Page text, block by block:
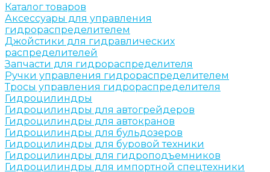
Каталог товаров
Аксессуары для управления
гидрораспределителем
Джойстики для гидравлических
распределителей
Запчасти для гидрораспределителя
Ручки управления гидрораспределителем
Тросы управления гидрораспределителя
Гидроцилиндры
Гидроцилиндры для автогрейдеров
Гидроцилиндры для автокранов
Гидроцилиндры для бульдозеров
Гидроцилиндры для буровой техники
Гидроцилиндры для гидроподъемников
Гидроцилиндры для импортной спецтехники